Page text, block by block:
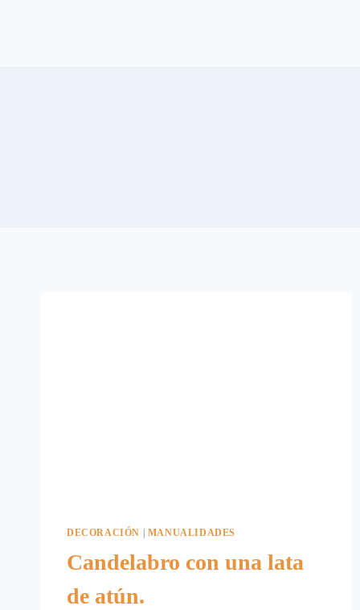
DECORACIÓN MANUALIDADES
Candelabro con una lata
de atún.